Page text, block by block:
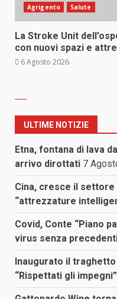
Agrigento Salute
La Stroke Unit
con nuovi spazi e
6 Agosto 2026
ULTIME NOTIZIE
Etna, fontana di lava
arrivo dirottati 7
Cina, cresce il
“attrezzature
Covid, Conte “Piano
virus senza
Inaugurato il
“Rispettati gli